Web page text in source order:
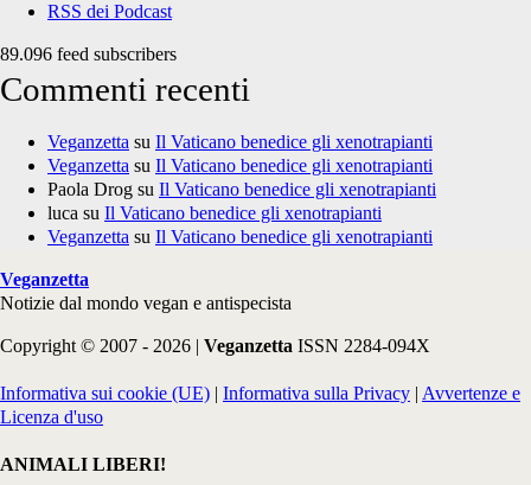
RSS dei Podcast
89.096 feed subscribers
Commenti recenti
Veganzetta su Il Vaticano benedice gli xenotrapianti
Veganzetta su Il Vaticano benedice gli xenotrapianti
Paola Drog su Il Vaticano benedice gli xenotrapianti
luca su Il Vaticano benedice gli xenotrapianti
Veganzetta su Il Vaticano benedice gli xenotrapianti
Veganzetta
Notizie dal mondo vegan e antispecista
Copyright © 2007 - 2026 | Veganzetta ISSN 2284-094X
Informativa sui cookie (UE) | Informativa sulla Privacy | Avvertenze e
Licenza d'uso
ANIMALI LIBERI!